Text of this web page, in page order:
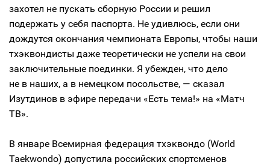
захотел не пускать сборную России и решил
подержать у себя паспорта. Не удивлюсь, если они
дождутся окончания чемпионата Европы, чтобы наши
тхэквондисты даже теоретически не успели на свои
заключительные поединки. Я убежден, что дело
не в наших, а в немецком посольстве, — сказал
Изутдинов в эфире передачи «Есть тема!» на «Матч
ТВ».
В январе Всемирная федерация тхэквондо (World
Taekwondo) допустила российских спортсменов